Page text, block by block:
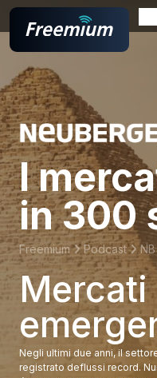
I
in 300
Freemium Podcast
Negli ultimi due anni, il
registrato deflussi record.